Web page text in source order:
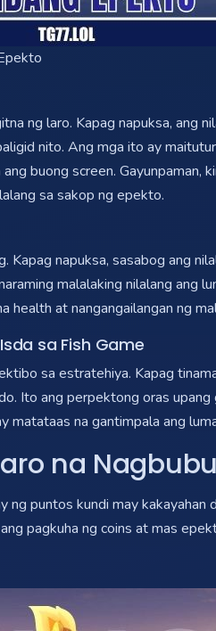
ng laro. Kapag napuksa, ang
nito. Ang mga ito ay
buong screen. Gayunpaman,
sa sakop ng epekto.
napuksa, sasabog ang
malalaking nilalang ang
health at nangangailangan ng
sa Fish Game
sa estratehiya. Kapag
Ito ang perpektong oras
matataas na gantimpala ang
na
puntos kundi may
pagkuha ng coins at mas